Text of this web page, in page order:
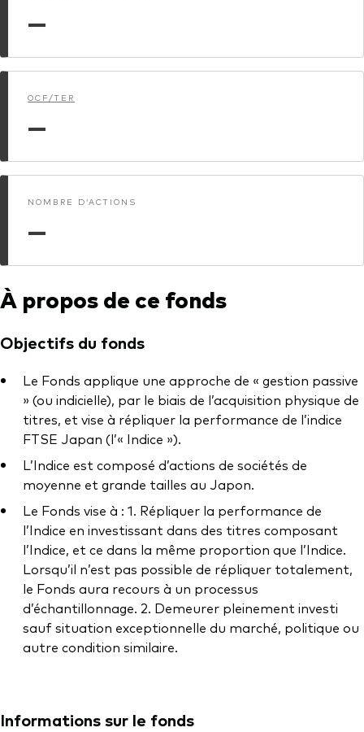
Actions
ESG
ETFs
Fonds indiciels
Comment investir avec nous
Investir avec Vanguard
Gérance des placements
—
OCF/TER
—
NOMBRE D’ACTIONS
—
À propos de ce fonds
Objectifs du fonds
Le Fonds applique une approche de « gestion passive
» (ou indicielle), par le biais de l’acquisition physique de
titres, et vise à répliquer la performance de l’indice
FTSE Japan (l’« Indice »).
L’Indice est composé d’actions de sociétés de
moyenne et grande tailles au Japon.
Le Fonds vise à : 1. Répliquer la performance de
l’Indice en investissant dans des titres composant
l’Indice, et ce dans la même proportion que l’Indice.
Lorsqu’il n’est pas possible de répliquer totalement,
le Fonds aura recours à un processus
d’échantillonnage. 2. Demeurer pleinement investi
sauf situation exceptionnelle du marché, politique ou
autre condition similaire.
Informations sur le fonds